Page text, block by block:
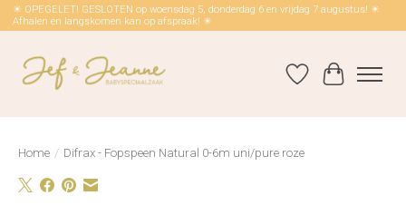
☀ OPEGELET! GESLOTEN op woensdag 5, donderdag 6 en vrijdag 7 augustus! ☀
Afhalen en langskomen kan op afspraak! ☀
Verlanglijst
Home / Difrax - Fopspeen Natural 0-6m uni/pure roze